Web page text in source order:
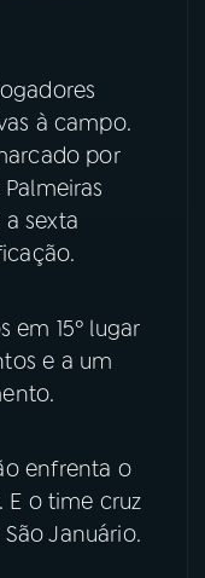
à campo.
por
sexta
em 15º lugar
e a um
enfrenta o
E o time cruz
Januário.